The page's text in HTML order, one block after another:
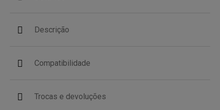
Descrição
Compatibilidade
Trocas e devoluções